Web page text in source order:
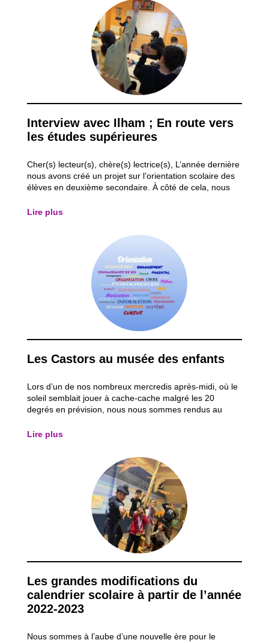
Interview avec Ilham ; En route vers
les études supérieures
Cher(s) lecteur(s), chère(s) lectrice(s), L’année dernière
nous avons créé un projet sur l’orientation scolaire des
élèves en deuxième secondaire. À côté de cela, nous
à l’orientation des jeunes qui vont poursuivre leurs
Lire plus
Les Castors au musée des enfants
Lors d’un de nos nombreux mercredis après-midi, où le
soleil semblait jouer à cache-cache malgré les 20
degrés en prévision, nous nous sommes rendus au
nos jeunes avaient déjà visité, semblait être idéal pour
Lire plus
Les grandes modifications du
calendrier scolaire à partir de l’année
2022-2023
Nous sommes à l’aube d’une nouvelle ère pour le